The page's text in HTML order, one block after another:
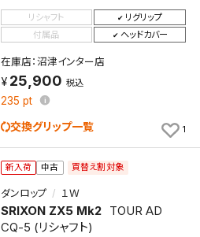
リシャフト
リグリップ
付属品
ヘッドカバー
在庫店：沼津インター店
25,900 税込
235 pt
交換グリップ一覧 1
新入荷 中古 買替え割対象
ダンロップ １Ｗ
SRIXON ZX5 Mk2
TOUR AD
CQ-5 (リシャフト)